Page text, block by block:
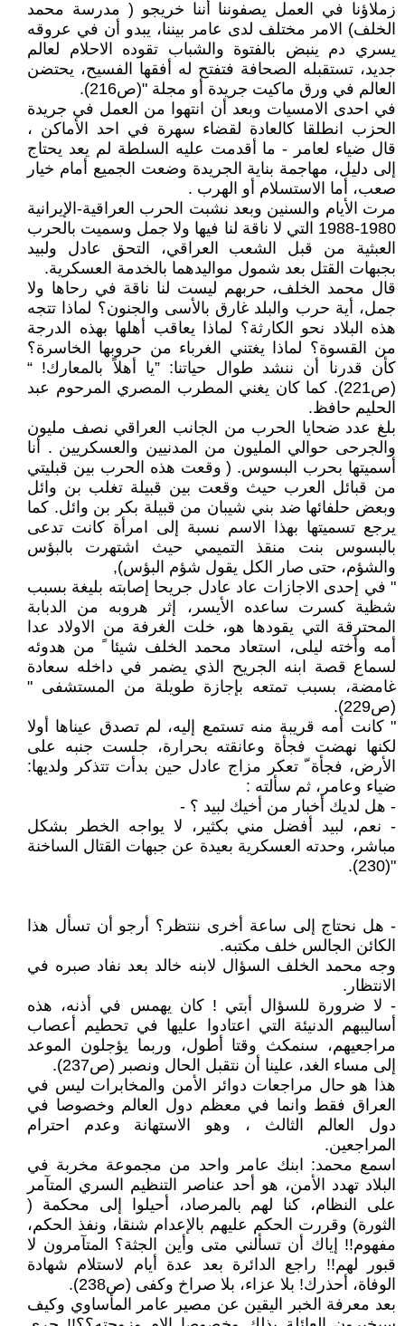
زملاؤنا في العمل يصفوننا أننا خريجو ( مدرسة محمد
الخلف) الامر مختلف لدى عامر بيننا، يبدو أن في عروقه
يسري دم ينبض بالفتوة والشباب تقوده الاحلام لعالم
جديد، تستقبله الصحافة فتفتح له أفقها الفسيح، يحتضن
العالم في ورق ماكيت جريدة أو مجلة "(ص216).
في احدى الامسيات وبعد أن انتهوا من العمل في جريدة
الحزب انطلقا كالعادة لقضاء سهرة في احد الأماكن ،
قال ضياء لعامر - ما أقدمت عليه السلطة لم يعد يحتاج
إلى دليل، مهاجمة بناية الجريدة وضعت الجميع أمام خيار
صعب، أما الاستسلام أو الهرب .
مرت الأيام والسنين وبعد نشبت الحرب العراقية-الإيرانية
1980-1988 التي لا ناقة لنا فيها ولا جمل وسميت بالحرب
العبثية من قبل الشعب العراقي، التحق عادل ولبيد
بجبهات القتل بعد شمول مواليدهما بالخدمة العسكرية.
قال محمد الخلف، حربهم ليست لنا ناقة في رحاها ولا
جمل، أية حرب والبلد غارق بالأسى والجنون؟ لماذا تتجه
هذه البلاد نحو الكارثة؟ لماذا يعاقب أهلها بهذه الدرجة
من القسوة؟ لماذا يغتني الغرباء من حروبها الخاسرة؟
كأن قدرنا أن ننشد طوال حياتنا: ”يا أهلاً بالمعارك! “
(ص221). كما كان يغني المطرب المصري المرحوم عبد
الحليم حافظ.
بلغ عدد ضحايا الحرب من الجانب العراقي نصف مليون
والجرحى حوالي المليون من المدنيين والعسكريين . أنا
أسميتها بحرب البسوس. ( وقعت هذه الحرب بين قبليتي
من قبائل العرب حيث وقعت بين قبيلة تغلب بن وائل
وبعض حلفائها ضد بني شيبان من قبيلة بكر بن وائل. كما
يرجع تسميتها بهذا الاسم نسبة إلى امرأة كانت تدعى
بالبسوس بنت منقذ التميمي حيث اشتهرت بالبؤس
والشؤم، حتى صار الكل يقول شؤم البؤس),
" في إحدى الاجازات عاد عادل جريحا إصابته بليغة بسبب
شظية كسرت ساعده الأيسر، إثر هروبه من الدبابة
المحترقة التي يقودها هو، خلت الغرفة من الاولاد عدا
أمه وأخته ليلى، استعاد محمد الخلف شيئا ً من هدوئه
لسماع قصة ابنه الجريح الذي يضمر في داخله سعادة
غامضة، بسبب تمتعه بإجازة طويلة من المستشفى "
(ص229).
" كانت أمه قريبة منه تستمع إليه، لم تصدق عيناها أولا
لكنها نهضت فجأة وعانقته بحرارة، جلست جنبه على
الأرض، فجأة ّ تعكر مزاج عادل حين بدأت تتذكر ولديها:
ضياء وعامر، ثم سألته :
- هل لديك أخبار من أخيك لبيد ؟ -
- نعم، لبيد أفضل مني بكثير، لا يواجه الخطر بشكل
مباشر، وحدته العسكرية بعيدة عن جبهات القتال الساخنة
"(230).
- هل نحتاج إلى ساعة أخرى ننتظر؟ أرجو أن تسأل هذا
الكائن الجالس خلف مكتبه.
وجه محمد الخلف السؤال لابنه خالد بعد نفاد صبره في
الانتظار.
- لا ضرورة للسؤال أبتي ! كان يهمس في أذنه، هذه
أساليبهم الدنيئة التي اعتادوا عليها في تحطيم أعصاب
مراجعيهم، سنمكث وقتا أطول، وربما يؤجلون الموعد
إلى مساء الغد، علينا أن نتقبل الحال ونصبر (ص237).
هذا هو حال مراجعات دوائر الأمن والمخابرات ليس في
العراق فقط وانما في معظم دول العالم وخصوصا في
دول العالم الثالث ، وهو الاستهانة وعدم احترام
المراجعين.
اسمع محمد: ابنك عامر واحد من مجموعة مخربة في
البلاد تهدد الأمن، هو أحد عناصر التنظيم السري المتآمر
على النظام، كنا لهم بالمرصاد، أحيلوا إلى محكمة (
الثورة) وقررت الحكم عليهم بالإعدام شنقا، ونفذ الحكم،
مفهوم!! إياك أن تسألني متى وأين الجثة؟ المتآمرون لا
قبور لهم!! راجع الدائرة بعد عدة أيام لاستلام شهادة
الوفاة، أحذرك! بلا عزاء، بلا صراخ وكفى (ص238).
بعد معرفة الخبر اليقين عن مصير عامر المأساوي وكيف